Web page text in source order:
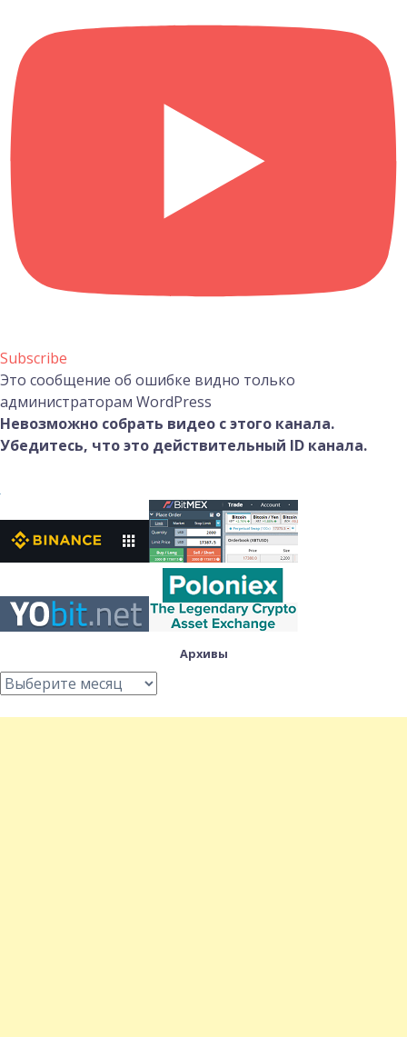
Subscribe
Это сообщение об ошибке видно только
администраторам WordPress
Невозможно собрать видео с этого канала.
Убедитесь, что это действительный ID канала.
Архивы
Архивы